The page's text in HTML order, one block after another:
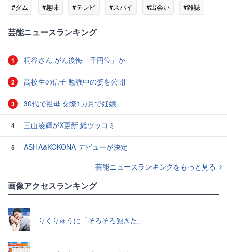
#ダム
#趣味 #テレビ #スパイ #出会い #雑誌
芸能ニュースランキング
1 桐谷さん がん後悔「千円位」か
2 高校生の信子 勉強中の姿を公開
3 30代で祖母 交際1カ月で妊娠
4 三山凌輝がX更新 総ツッコミ
5
ASHA&KOKONA デビューが決定
芸能ニュースランキングをもっと見る
画像アクセスランキング
りくりゅうに「そろそろ飽きた」